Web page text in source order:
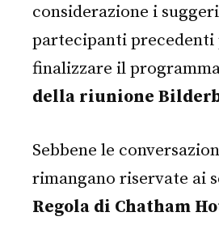
considerazione i
partecipanti precedenti
finalizzare il
della riunione
Sebbene le
rimangano riservate ai
Regola di Chatham